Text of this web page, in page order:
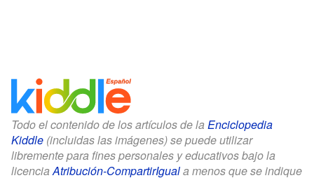
Todo el contenido de los artículos de la Enciclopedia
Kiddle (incluidas las imágenes) se puede utilizar
libremente para fines personales y educativos bajo la
licenciaAtribución-CompartirIguala menos que se indique